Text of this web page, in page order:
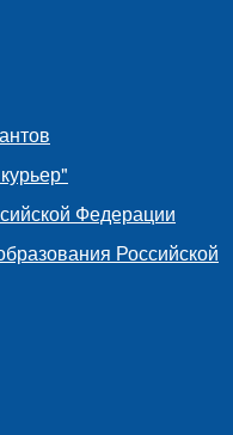
Федерации
Российской